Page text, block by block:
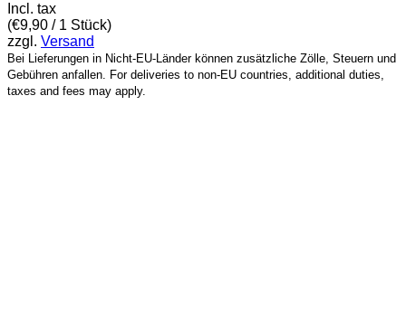
Incl. tax
(€9,90 / 1 Stück)
zzgl. Versand
Bei Lieferungen in Nicht-EU-Länder können zusätzliche Zölle, Steuern und
Gebühren anfallen. For deliveries to non-EU countries, additional duties,
taxes and fees may apply.